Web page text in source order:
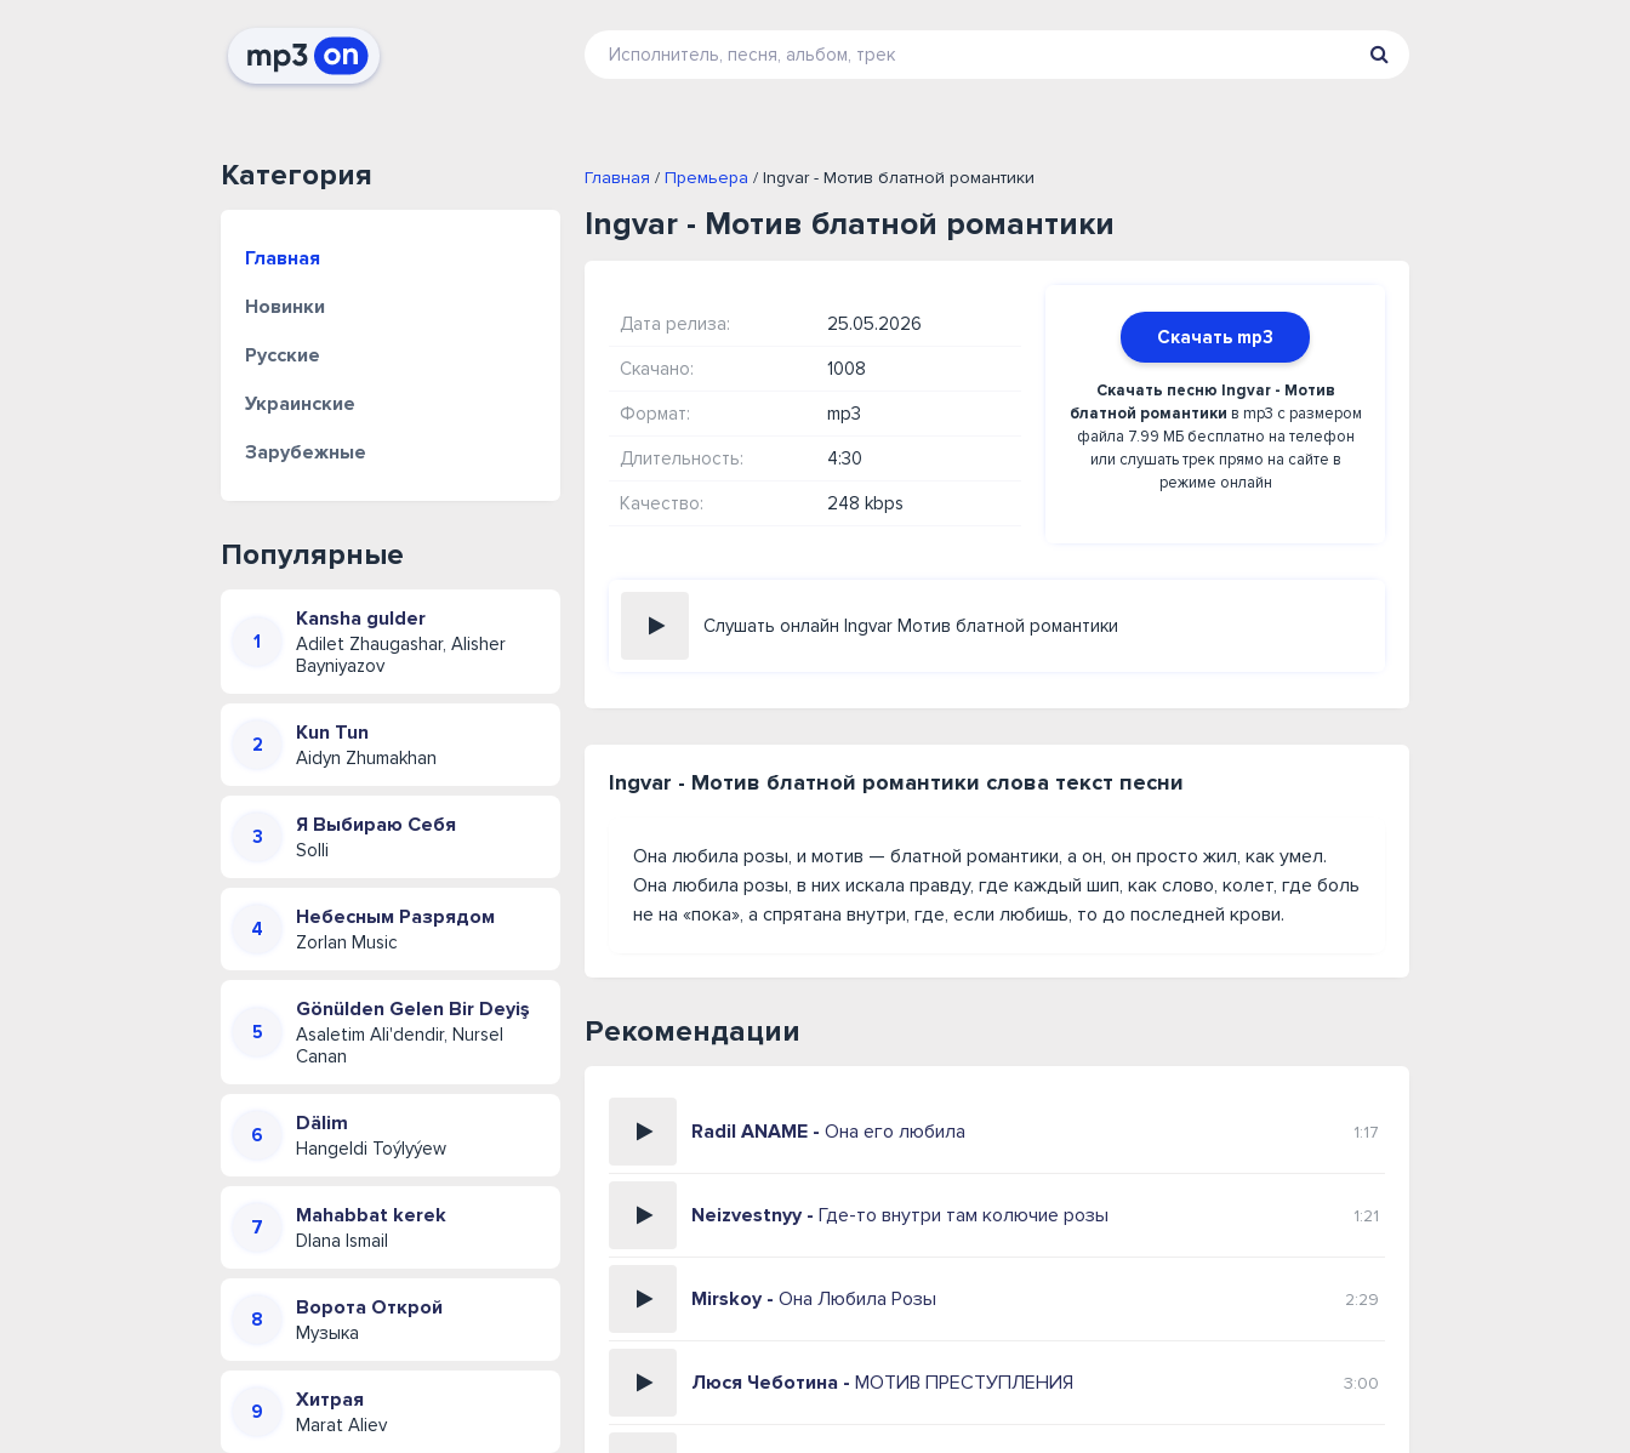
Категория
Главная
Новинки
Русские
Украинские
Зарубежные
Популярные
Kansha gulder
Adilet Zhaugashar, Alisher
Bayniyazov
Kun Tun
Aidyn Zhumakhan
Я Выбираю Себя
Solli
Небесным Разрядом
Zorlan Music
Gönülden Gelen Bir Deyiş
Asaletim Ali'dendir, Nursel
Canan
Dälim
Hangeldi Toýlyýew
Mahabbat kerek
DIana Ismail
Ворота Открой
Музыка
Хитрая
Marat Aliev
Главная / Премьера / Ingvar - Мотив блатной романтики
Ingvar - Мотив блатной романтики
Дата релиза: 25.05.2026
Скачано: 1008
Формат: mp3
Длительность: 4:30
Качество: 248 kbps
Скачать mp3
Скачать песню Ingvar - Мотив
блатной романтики в mp3 с размером
файла 7.99 МБ бесплатно на телефон
или слушать трек прямо на сайте в
режиме онлайн
Слушать онлайн Ingvar Мотив блатной романтики
Ingvar - Мотив блатной романтики слова текст песни
Она любила розы, и мотив — блатной романтики, а он, он просто жил, как умел.
Она любила розы, в них искала правду, где каждый шип, как слово, колет, где боль
не на «пока», а спрятана внутри, где, если любишь, то до последней крови.
Рекомендации
Radil ANAME - Она его любила 1:17
Neizvestnyy - Где-то внутри там колючие розы 1:21
Mirskoy - Она Любила Розы 2:29
Люся Чеботина - МОТИВ ПРЕСТУПЛЕНИЯ 3:00